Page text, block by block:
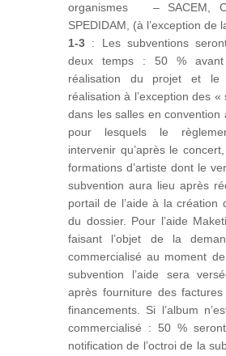
organismes – SACEM,
SPEDIDAM, (à l’exception de
1-3 : Les subventions
deux temps : 50 %
réalisation du projet et le
réalisation à l’exception des «
dans les salles en convention
pour lesquels le
intervenir qu’après le
formations d’artiste dont le
subvention aura lieu après
portail de l’aide à la création
du dossier. Pour l’aide
faisant l’objet de la
commercialisé au moment
subvention l’aide sera
après fourniture des
financements. Si l’album
commercialisé : 50 %
notification de l’octroi de la